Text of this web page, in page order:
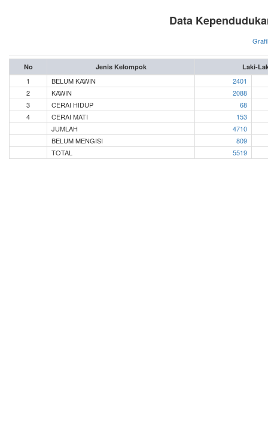
Data
No Jenis Kelompok Laki-
1 BELUM KAWIN
2401
2
KAWIN
2088
3
CERAI HIDUP
68
4
CERAI MATI
153
JUMLAH
4710
BELUM MENGISI
809
TOTAL
5519